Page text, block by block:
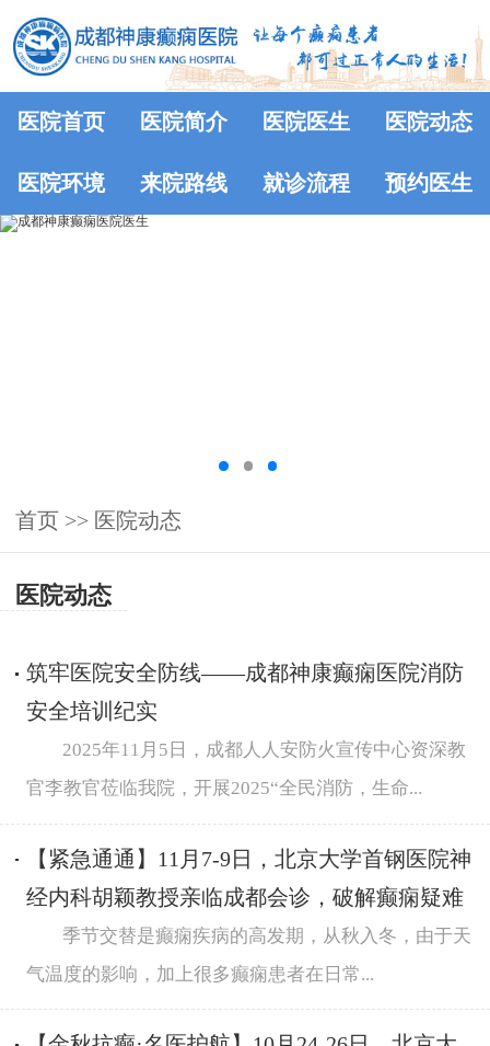
医院首页 医院简介 医院医生 医院动态
医院环境 来院路线 就诊流程 预约医生
首页 >> 医院动态
医院动态
筑牢医院安全防线——成都神康癫痫医院消防
安全培训纪实
2025年11月5日，成都人人安防火宣传中心资深教
官李教官莅临我院，开展2025“全民消防，生命...
【紧急通通】11月7-9日，北京大学首钢医院神
经内科胡颖教授亲临成都会诊，破解癫痫疑难
季节交替是癫痫疾病的高发期，从秋入冬，由于天
气温度的影响，加上很多癫痫患者在日常...